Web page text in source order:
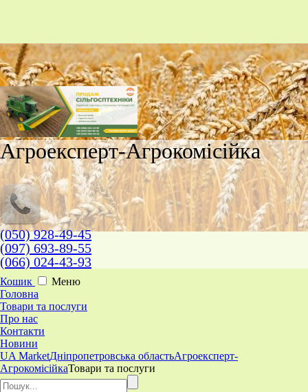
Агроексперт-Агрокомісійка
(050) 928-49-45
(097) 693-89-55
(066) 024-43-93
Кошик
Меню
Головна
Товари та послуги
Про нас
Контакти
Новини
UA MarketДніпропетровська областьАгроексперт-
АгрокомісійкаТовари та послуги